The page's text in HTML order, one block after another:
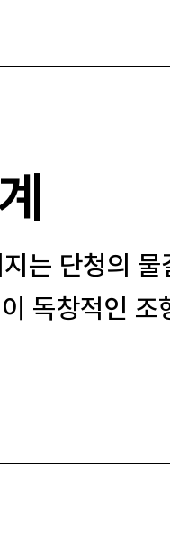
는 단청의
독창적인